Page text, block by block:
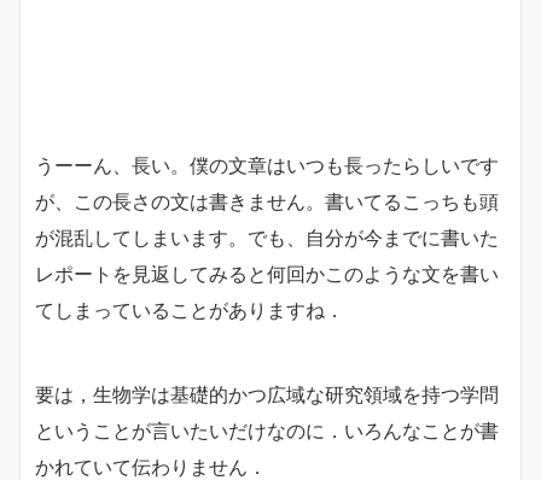
うーーん、長い。僕の文章はいつも長ったらしいです
が、この長さの文は書きません。書いてるこっちも頭
が混乱してしまいます。でも、自分が今までに書いた
レポートを見返してみると何回かこのような文を書い
てしまっていることがありますね．
要は，生物学は基礎的かつ広域な研究領域を持つ学問
ということが言いたいだけなのに．いろんなことが書
かれていて伝わりません．